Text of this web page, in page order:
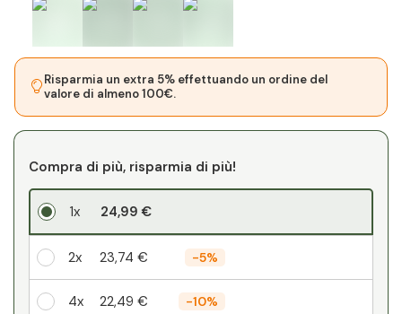
Risparmia un extra 5% effettuando un ordine del
valore di almeno 100€.
Compra di più, risparmia di più!
1x 24,99 €
2x 23,74 € -5%
4x 22,49 € -10%